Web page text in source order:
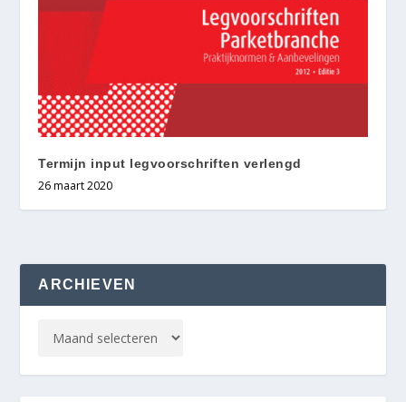
Termijn input legvoorschriften verlengd
26 maart 2020
ARCHIEVEN